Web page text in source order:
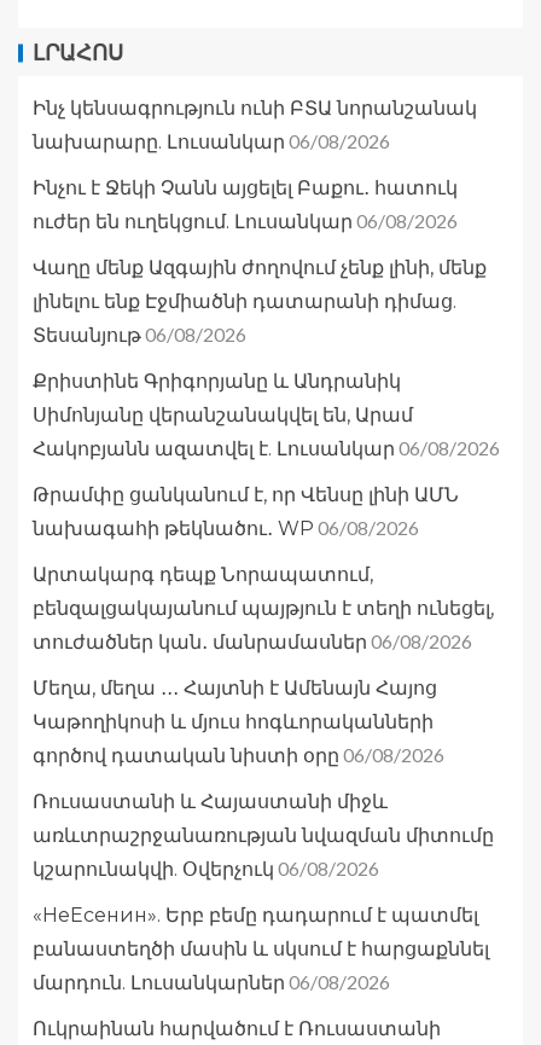
ԼՐԱՀՈՍ
Ինչ կենսագրություն ունի ԲՏԱ նորանշանակ
նախարարը. Լուսանկար 06/08/2026
Ինչու է Ջեկի Չանն այցելել Բաքու․ հատուկ
ուժեր են ուղեկցում. Լուսանկար 06/08/2026
Վաղը մենք Ազգային ժողովում չենք լինի, մենք
լինելու ենք Էջմիածնի դատարանի դիմաց.
Տեսանյութ06/08/2026
Քրիստինե Գրիգորյանը և Անդրանիկ
Սիմոնյանը վերանշանակվել են, Արամ
Հակոբյանն ազատվել է. Լուսանկար 06/08/2026
Թրամփը ցանկանում է, որ Վենսը լինի ԱՄՆ
նախագահի թեկնածու․ WP 06/08/2026
Արտակարգ դեպք Նորապատում,
բենզալցակայանում պայթյուն է տեղի ունեցել,
տուժածներ կան․ մանրամասներ 06/08/2026
Մեղա, մեղա ․․․ Հայտնի է Ամենայն Հայոց
Կաթողիկոսի և մյուս հոգևորականների
գործով դատական նիստի օրը 06/08/2026
Ռուսաստանի և Հայաստանի միջև
առևտրաշրջանառության նվազման միտումը
կշարունակվի. Օվերչուկ 06/08/2026
«НеЕсенин». Երբ բեմը դադարում է պատմել
բանաստեղծի մասին և սկսում է հարցաքննել
մարդուն. Լուսանկարներ 06/08/2026
Ուկրաինան հարվածում է Ռուսաստանի